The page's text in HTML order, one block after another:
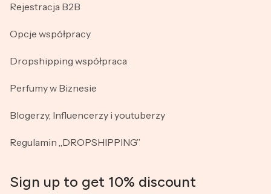
Rejestracja B2B
Opcje współpracy
Dropshipping współpraca
Perfumy w Biznesie
Blogerzy, Influencerzy i youtuberzy
Regulamin „DROPSHIPPING”
Sign up to get 10% discount